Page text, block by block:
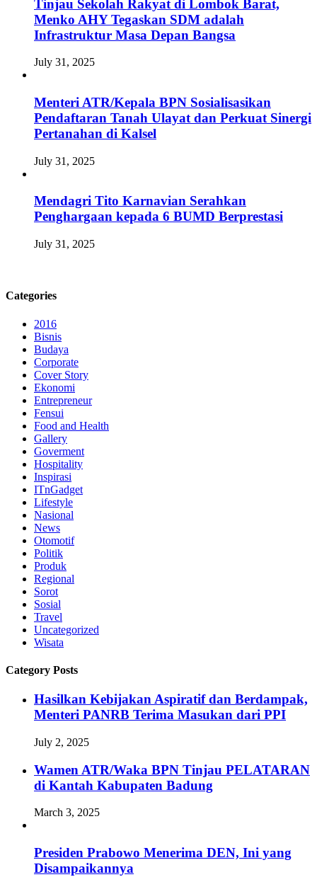
Tinjau Sekolah Rakyat di Lombok Barat,
Menko AHY Tegaskan SDM adalah
Infrastruktur Masa Depan Bangsa
July 31, 2025
Menteri ATR/Kepala BPN Sosialisasikan
Pendaftaran Tanah Ulayat dan Perkuat Sinergi
Pertanahan di Kalsel
July 31, 2025
Mendagri Tito Karnavian Serahkan
Penghargaan kepada 6 BUMD Berprestasi
July 31, 2025
Categories
2016
Bisnis
Budaya
Corporate
Cover Story
Ekonomi
Entrepreneur
Fensui
Food and Health
Gallery
Goverment
Hospitality
Inspirasi
ITnGadget
Lifestyle
Nasional
News
Otomotif
Politik
Produk
Regional
Sorot
Sosial
Travel
Uncategorized
Wisata
Category Posts
Hasilkan Kebijakan Aspiratif dan Berdampak,
Menteri PANRB Terima Masukan dari PPI
July 2, 2025
Wamen ATR/Waka BPN Tinjau PELATARAN
di Kantah Kabupaten Badung
March 3, 2025
Presiden Prabowo Menerima DEN, Ini yang
Disampaikannya